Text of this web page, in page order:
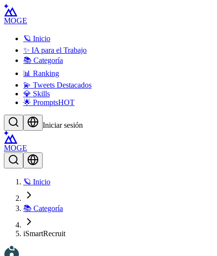
MOGE
🪐 Inicio
✨ IA para el Trabajo
📚 Categoría
📊 Ranking
💫 Tweets Destacados
💎 Skills
🌟 PromptsHOT
Iniciar sesión
MOGE
🪐 Inicio
📚 Categoría
iSmartRecruit